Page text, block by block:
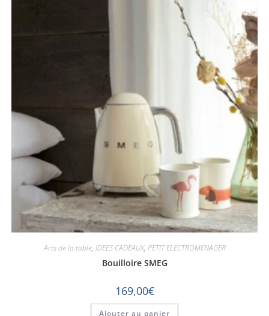
Arts de la table, IDEES CADEAUX, PETIT ELECTROMENAGER
Bouilloire SMEG
169,00€
Ajouter au panier